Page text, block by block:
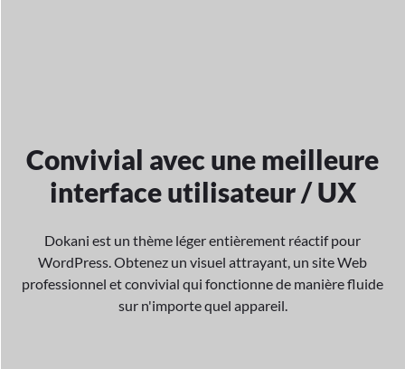
Convivial avec une meilleure
interface utilisateur / UX
Dokani est un thème léger entièrement réactif pour
WordPress. Obtenez un visuel attrayant, un site Web
professionnel et convivial qui fonctionne de manière fluide
sur n'importe quel appareil.